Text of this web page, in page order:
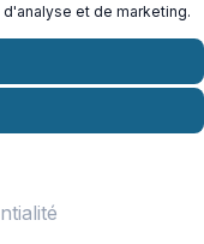
à nos
et de marketing.